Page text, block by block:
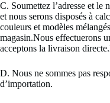
C. Soumettez l’adresse et le
et nous serons disposés à
couleurs et modèles
magasin.Nous effectuerons
acceptons la livraison
D. Nous ne sommes pas
d’importation.